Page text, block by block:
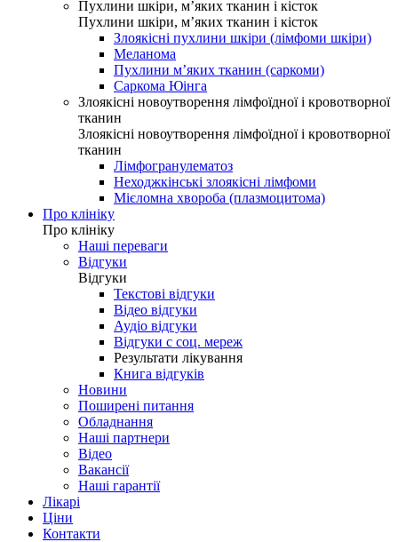
Пухлини шкіри, м’яких тканин і кісток
Пухлини шкіри, м’яких тканин і кісток
Злоякісні пухлини шкіри (лімфоми шкіри)
Меланома
Пухлини м’яких тканин (саркоми)
Саркома Юінга
Злоякісні новоутворення лімфоїдної і кровотворної
тканин
Злоякісні новоутворення лімфоїдної і кровотворної
тканин
Лімфогранулематоз
Неходжкінські злоякісні лімфоми
Мієломна хвороба (плазмоцитома)
Про клініку
Про клініку
Наші переваги
Відгуки
Відгуки
Текстові відгуки
Відео відгуки
Аудіо відгуки
Відгуки с соц. мереж
Результати лікування
Книга відгуків
Новини
Поширені питання
Обладнання
Наші партнери
Відео
Вакансії
Наші гарантії
Лікарі
Ціни
Контакти